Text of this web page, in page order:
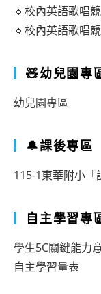
🔹校內英語歌唱
🔹校內英語歌唱
🧸幼兒園專
幼兒園專區
🔔課後專區
115-1東華附小「
自主學習專
學生5C關鍵能力
自主學習量表